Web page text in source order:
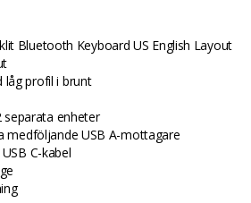
Bluetooth Keyboard US English Layout
låg profil i brunt
separata enheter
medföljande USB A-mottagare
C-kabel